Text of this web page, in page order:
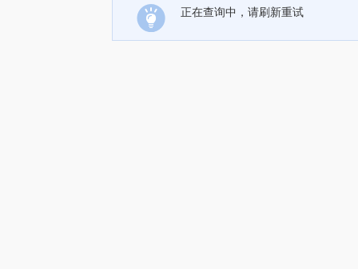
正在查询中，请刷新重试